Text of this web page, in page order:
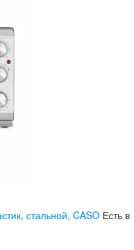
стальной, CASO Есть в